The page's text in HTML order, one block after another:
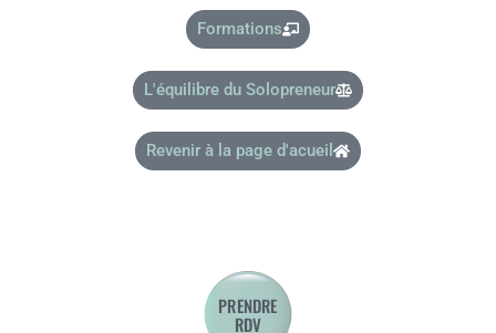
Formations
L'équilibre du Solopreneur
Revenir à la page d'acueil
PRENDRE
RDV